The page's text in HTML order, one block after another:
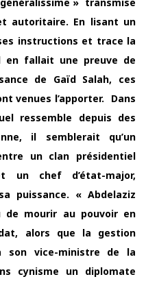
autoritaire. En lisant un
instructions et trace la
en fallait une preuve de
de Gaïd Salah, ces
venues l’apporter. Dans
ressemble depuis des
il semblerait qu’un
un clan présidentiel
un chef d’état-major,
puissance. « Abdelaziz
mourir au pouvoir en
alors que la gestion
son vice-ministre de la
cynisme un diplomate